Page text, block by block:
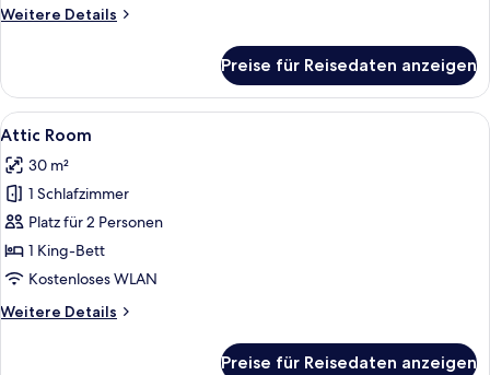
Weitere Details
Weitere
Dreibettzimmer
Preise für Reisedaten anzeigen
Alle
Fotos
für
Attic
Room
anzeigen
Ein modernes Schlafzimmer mit
6
Attic Room
30 m²
1 Schlafzimmer
Platz für 2 Personen
1 King-Bett
Kostenloses WLAN
Weitere Details
Weitere
Preise für Reisedaten anzeigen